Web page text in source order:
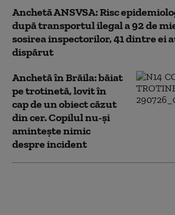
Anchetă ANSVSA: Risc
după transportul ilegal a 92 de
sosirea inspectorilor, 41 dintre ei
dispărut
Anchetă în Brăila: băiat
pe trotinetă, lovit în
cap de un obiect căzut
din cer. Copilul nu-și
amintește nimic
despre incident